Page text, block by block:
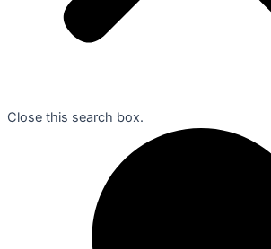
Close this search box.